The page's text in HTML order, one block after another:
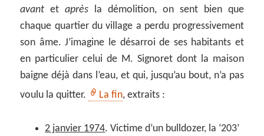
avant etaprès la démolition, on sent bien que
chaque quartier du village a perdu progressivement
son âme. J’imagine le désarroi de ses habitants et
en particulier celui de M. Signoret dont la maison
baigne déjà dans l’eau, et qui, jusqu’au bout, n’a pas
voulu la quitter.
La fin, extraits :
2 janvier 1974. Victime d’un bulldozer, la ‘203’